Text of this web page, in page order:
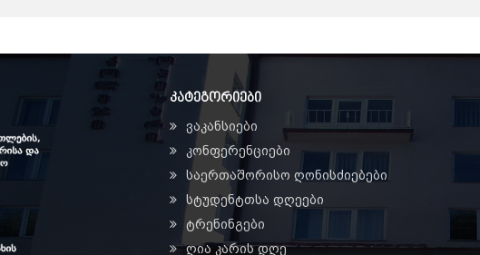
კატეგორიები
ვაკანსიები
კონფერენციები
საერთაშორისო ღონისძიებები
სტუდენტთსა დღეები
ტრენინგები
ღია კარის დღე